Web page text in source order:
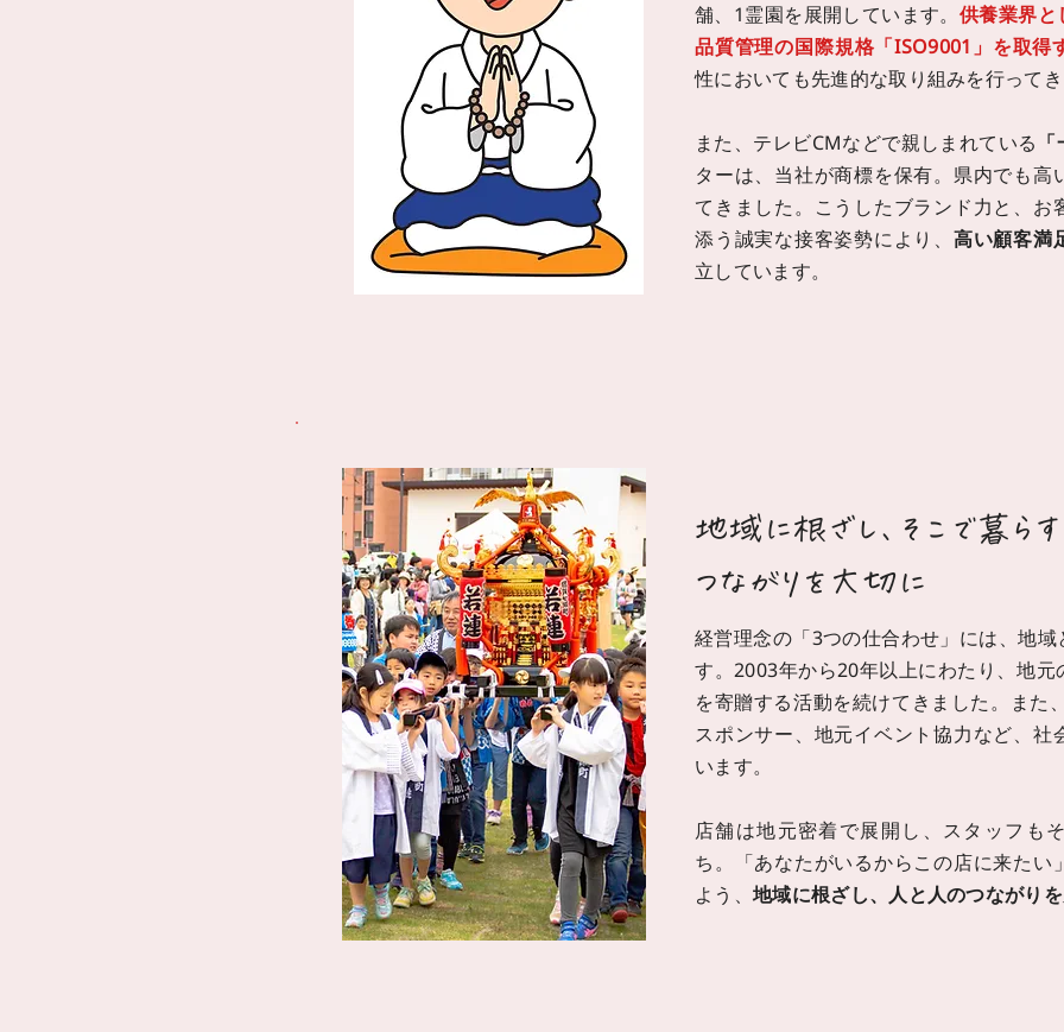
舗、1霊園を展開しています。 供養業界と
品質管理の国際規格「ISO9001」を取得
性においても先進的な取り組みを行って
また、テレビCMなどで親しまれている
ターは、当社が商標を保有。県内でも高
てきました。こうしたブランド力と、お
添う誠実な接客姿勢により、 高い顧客満
立しています。
地域に根ざし、そこで暮ら
つながりを大切に
経営理念の「3つの仕合わせ」には、地
す。2003年から20年以上にわたり、地
を寄贈する活動を続けてきました。また
スポンサー、地元イベント協力など、社
います。
店舗は地元密着で展開し、スタッフも
ち。「あなたがいるからこの店に来たい
よう、 地域に根ざし、人と人のつながり